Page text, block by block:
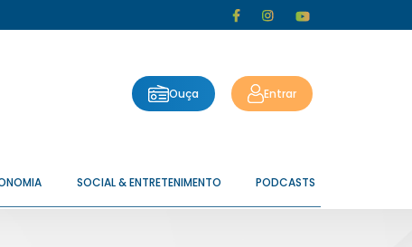
Ouça Entrar
SOCIAL & ENTRETENIMENTO PODCASTS